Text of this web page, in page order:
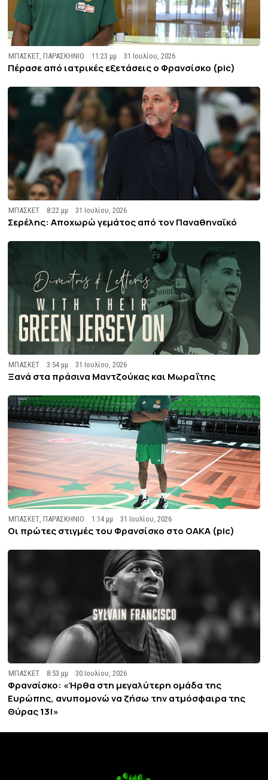
ΜΠΑΣΚΕΤ ,ΠΑΡΑΣΚΗΝΙΟ 11:23 μμ 31 Ιουλίου, 2026
Πέρασε από ιατρικές εξετάσεις ο Φρανσίσκο (pic)
ΜΠΑΣΚΕΤ 8:22 μμ 31 Ιουλίου, 2026
Σερέλης: Αποχωρώ γεμάτος από τον Παναθηναϊκό
ΜΠΑΣΚΕΤ 3:54 μμ 31 Ιουλίου, 2026
Ξανά στα πράσινα Μαντζούκας και Μωραΐτης
ΜΠΑΣΚΕΤ ,ΠΑΡΑΣΚΗΝΙΟ 1:14 μμ 31 Ιουλίου, 2026
Οι πρώτες στιγμές του Φρανσίσκο στο ΟΑΚΑ (pic)
ΜΠΑΣΚΕΤ 8:53 μμ 30 Ιουλίου, 2026
Φρανσίσκο: «Ήρθα στη μεγαλύτερη ομάδα της
Ευρώπης, ανυπομονώ να ζήσω την ατμόσφαιρα της
Θύρας 13!»